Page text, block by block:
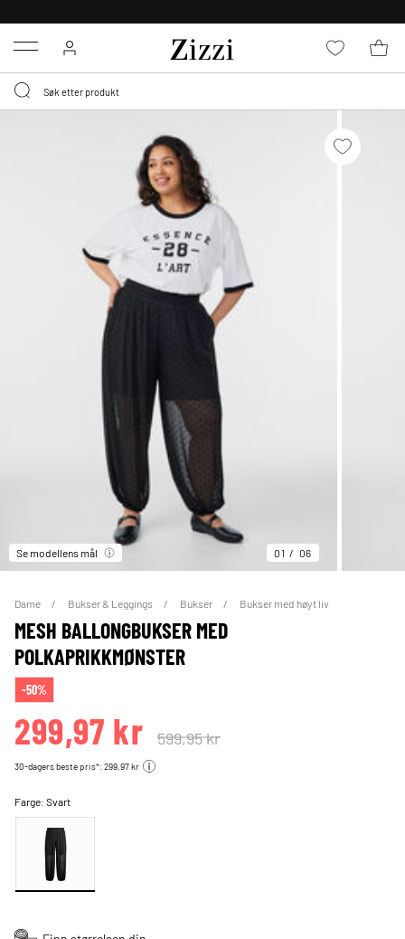
Menu
Se modellens mål 01 06
Dame Bukser & Leggings Bukser Bukser med høyt liv
MESH BALLONGBUKSER MED
POLKAPRIKKMØNSTER
-50%
299,97 kr 599,95 kr
30-dagers beste pris*: 299,97 kr
Farge:Svart